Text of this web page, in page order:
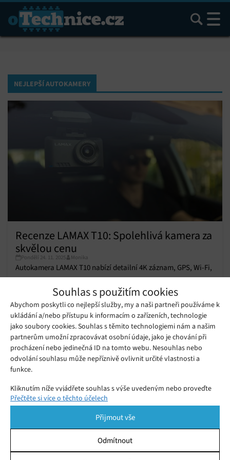
Souhlas s použitím cookies
Abychom poskytli co nejlepší služby, my a naši partneři používáme k
ukládání a/nebo přístupu k informacím o zařízeních, technologie
jako soubory cookies. Souhlas s těmito technologiemi nám a našim
partnerům umožní zpracovávat osobní údaje, jako je chování při
procházení nebo jedinečná ID na tomto webu. Nesouhlas nebo
odvolání souhlasu může nepříznivě ovlivnit určité vlastnosti a
funkce.
Kliknutím níže vyjádřete souhlas s výše uvedeným nebo proveďte
podrobnější rozhodnutí. Vaše volby budou použity pouze na tomto
pomocí přepínačů v Zásadách cookies nebo kliknutím na tlačítko
Spravovat souhlas ve spodní části obrazovky.
Přečtěte si více o těchto účelech
Přijmout vše
Odmítnout
Hledat
NEJLEPŠÍ AUTOKAMERY
Recenze LAMAX T10: Spolehlivá kamera za
skvělou cenu
Pondělí 24. 11. 2025 Monika
Autokamera LAMAX T10 nabízí detailní 4K záznam, GPS, Wi-Fi,
Recenze LAMAX C11 GPS 4K: Nejlepší
kamera do auta
Čtvrtek 20. 11. 2025 Monika
Vybíráme kameru do auta: Nejlepší